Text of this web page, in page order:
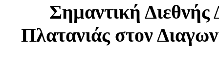
Σημαντική Διεθνής
Πλατανιάς στον